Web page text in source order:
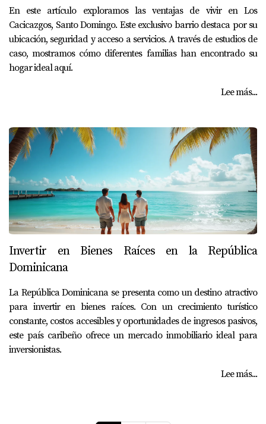
En este artículo exploramos las ventajas de vivir en Los
Cacicazgos, Santo Domingo. Este exclusivo barrio destaca por su
ubicación, seguridad y acceso a servicios. A través de estudios de
caso, mostramos cómo diferentes familias han encontrado su
hogar ideal aquí.
Lee más...
Invertir en Bienes Raíces en la República
Dominicana
La República Dominicana se presenta como un destino atractivo
para invertir en bienes raíces. Con un crecimiento turístico
constante, costos accesibles y oportunidades de ingresos pasivos,
este país caribeño ofrece un mercado inmobiliario ideal para
inversionistas.
Lee más...